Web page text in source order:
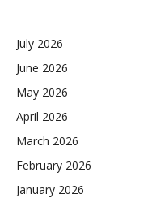
July 2026
June 2026
May 2026
April 2026
March 2026
February 2026
January 2026